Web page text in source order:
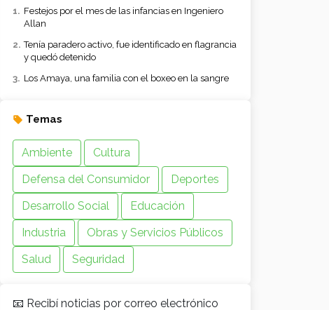
Festejos por el mes de las infancias en Ingeniero
Allan
Tenía paradero activo, fue identificado en flagrancia
y quedó detenido
Los Amaya, una familia con el boxeo en la sangre
Temas
Ambiente
Cultura
Defensa del Consumidor
Deportes
Desarrollo Social
Educación
Industria
Obras y Servicios Públicos
Salud
Seguridad
📧 Recibí noticias por correo electrónico